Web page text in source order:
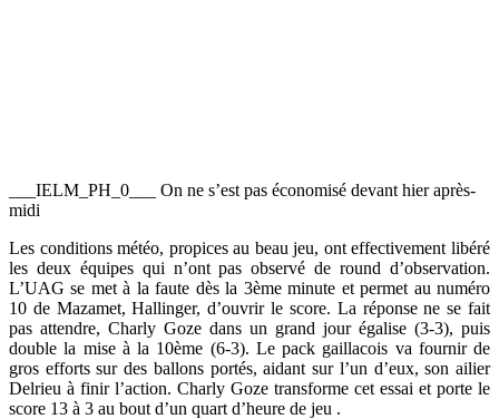
___IELM_PH_0___ On ne s’est pas économisé devant hier après-
midi
Les conditions météo, propices au beau jeu, ont effectivement libéré
les deux équipes qui n’ont pas observé de round d’observation.
L’UAG se met à la faute dès la 3ème minute et permet au numéro
10 de Mazamet, Hallinger, d’ouvrir le score. La réponse ne se fait
pas attendre, Charly Goze dans un grand jour égalise (3-3), puis
double la mise à la 10ème (6-3). Le pack gaillacois va fournir de
gros efforts sur des ballons portés, aidant sur l’un d’eux, son ailier
Delrieu à finir l’action. Charly Goze transforme cet essai et porte le
score 13 à 3 au bout d’un quart d’heure de jeu .